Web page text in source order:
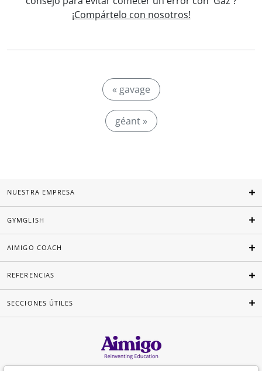
¡Compártelo con nosotros!
« gavage
géant »
NUESTRA EMPRESA
GYMGLISH
AIMIGO COACH
REFERENCIAS
SECCIONES ÚTILES